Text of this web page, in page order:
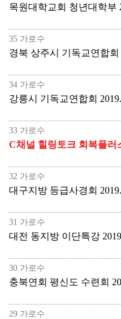
목원대학교회 청년대학부
35 가로수
경북 상주시 기독교연합회
34 가로수
강릉시 기독교연합회
33 가로수
C채널 힐링토크 회복플러
32 가로수
대구지방 등급사경회
31 가로수
대전 동지방 이단특강
30 가로수
충북연회 평신도 수련회
29 가로수